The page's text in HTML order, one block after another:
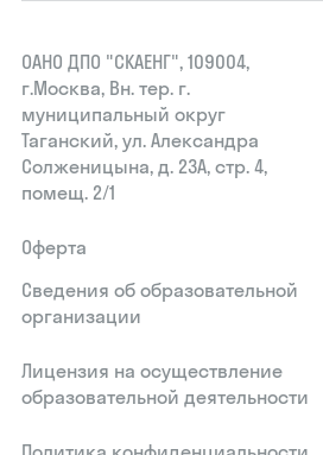
ОАНО ДПО "СКАЕНГ", 109004,
г.Москва, Вн. тер. г.
муниципальный округ
Таганский, ул. Александра
Солженицына, д. 23А, стр. 4,
помещ. 2/1
Оферта
Сведения об образовательной
организации
Лицензия на осуществление
образовательной деятельности